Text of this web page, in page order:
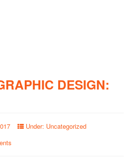
DESIGN:
Under: Uncategorized